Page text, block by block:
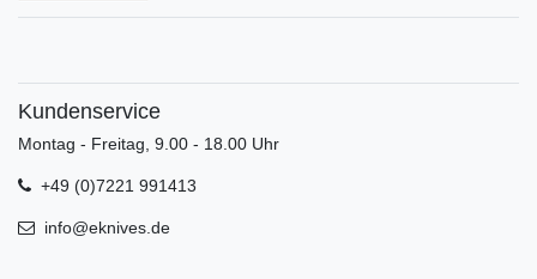
Kundenservice
Montag - Freitag, 9.00 - 18.00 Uhr
+49 (0)7221 991413
info@eknives.de